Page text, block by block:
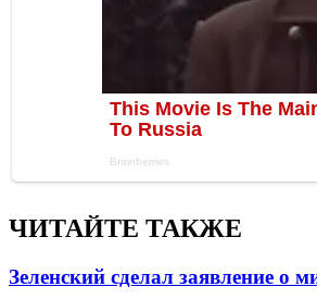
ЧИТАЙТЕ ТАКЖЕ
Зеленский сделал заявление о